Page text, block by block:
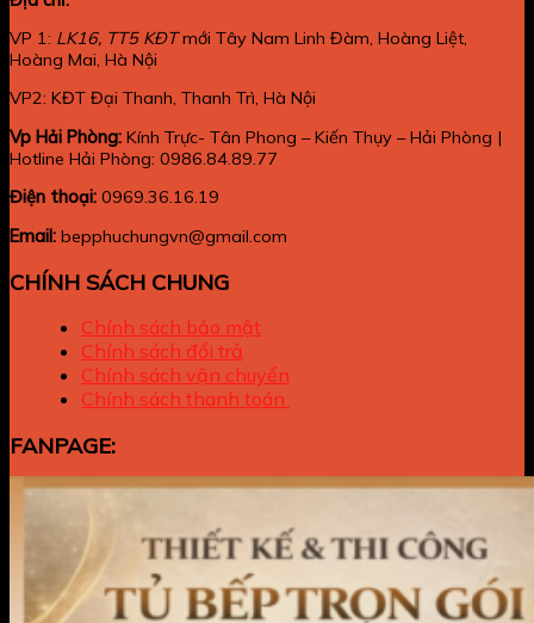
VP 1: LK16, TT5 KĐTmới Tây Nam Linh Đàm, Hoàng Liệt,
Hoàng Mai, Hà Nội
VP2: KĐT Đại Thanh, Thanh Trì, Hà Nội
Vp Hải Phòng: Kính Trực- Tân Phong – Kiến Thụy – Hải Phòng |
Hotline Hải Phòng: 0986.84.89.77
Điện thoại: 0969.36.16.19
Email: bepphuchungvn@gmail.com
CHÍNH SÁCH CHUNG
Chính sách bảo mật
Chính sách đổi trả
Chính sách vận chuyển
Chính sách thanh toán
FANPAGE: